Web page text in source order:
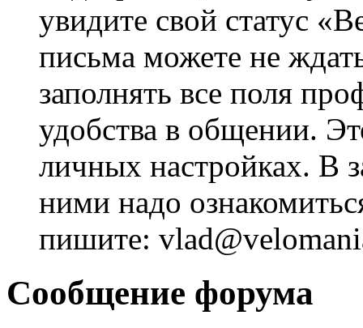
увидите свой статус
письма можете не
заполнять все поля
удобства в общении.
личных настройках. В
ними надо
пишите:
Сообщение форума